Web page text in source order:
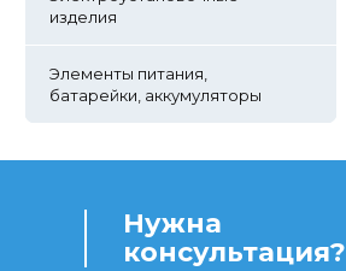
изделия
Элементы питания,
батарейки, аккумуляторы
Нужна
консультация?